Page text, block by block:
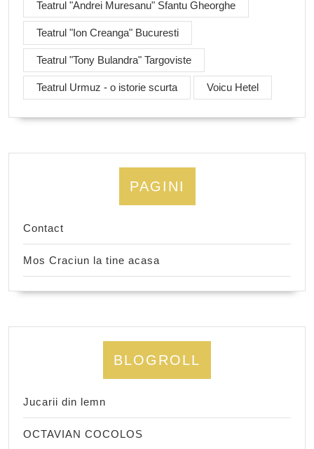
Teatrul "Andrei Muresanu" Sfantu Gheorghe
Teatrul "Ion Creanga" Bucuresti
Teatrul "Tony Bulandra" Targoviste
Teatrul Urmuz - o istorie scurta Voicu Hetel
PAGINI
Contact
Mos Craciun la tine acasa
BLOGROLL
Jucarii din lemn
OCTAVIAN COCOLOS